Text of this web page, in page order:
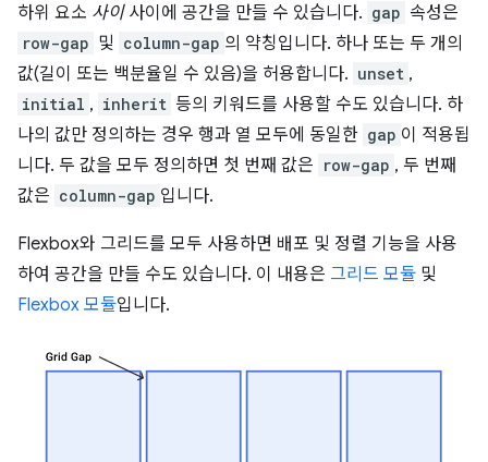
하위 요소 사이사이에 공간을 만들 수 있습니다. gap 속성은
row-gap 및 column-gap 의 약칭입니다. 하나 또는 두 개의
값(길이 또는 백분율일 수 있음)을 허용합니다. unset ,
initial , inherit 등의 키워드를 사용할 수도 있습니다. 하
나의 값만 정의하는 경우 행과 열 모두에 동일한 gap 이 적용됩
니다. 두 값을 모두 정의하면 첫 번째 값은 row-gap , 두 번째
값은 column-gap 입니다.
Flexbox와 그리드를 모두 사용하면 배포 및 정렬 기능을 사용
하여 공간을 만들 수도 있습니다. 이 내용은 그리드 모듈 및
Flexbox 모듈입니다.